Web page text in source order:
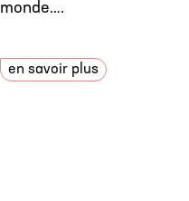
monde….
en savoir plus